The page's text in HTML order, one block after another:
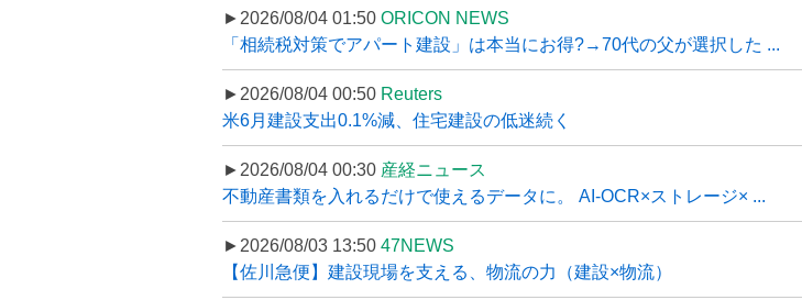
►2026/08/04 01:50 ORICON NEWS
「相続税対策でアパート建設」は本当にお得?→70代の父が選択した ...
►2026/08/04 00:50 Reuters
米6月建設支出0.1%減、住宅建設の低迷続く
►2026/08/04 00:30 産経ニュース
不動産書類を入れるだけで使えるデータに。 AI-OCR×ストレージ× ...
►2026/08/03 13:50 47NEWS
【佐川急便】建設現場を支える、物流の力（建設×物流）